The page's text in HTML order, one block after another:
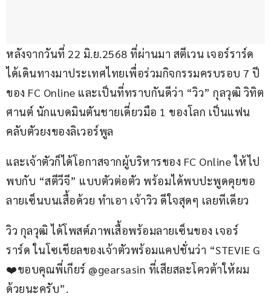
หลังจากวันที่ 22 มิ.ย.2568 ที่ผ่านมา สตีเวน เจอร์ราร์ด
ได้เดินทางมาประเทศไทยเพื่อร่วมกิจกรรมครบรอบ 7 ปี
ของ FC Online และเป็นที่ทราบกันดีว่า “วิว” กุลวุฒิ วิทิต
ศานต์ นักแบดมินตันชายเดี่ยวมือ 1 ของโลก เป็นแฟน
คลับตัวยงของลิเวอร์พูล
และเจ้าตัวก็ได้โอกาสจากผู้บริหารของ FC Online ให้ไป
พบกับ “สตีวีจี” แบบตัวต่อตัว พร้อมได้พบปะพูดคุยขอ
ลายเซ็นบนเสื้อด้วย ทำเอา เจ้าวิว ดีใจสุดๆ เลยทีเดียว
วิว กุลวุฒิ ได้โพสต์ภาพเสื้อพร้อมลายเซ็นของ เจอร์
ราร์ด ในโซเชียลของเจ้าตัวพร้อมแคปชั่นว่า “STEVIE G
❤️ขอบคุณพี่เกียร์ @gearsasin ที่เสียสละโควต้าให้ผม
ด้วยนะครับ”.